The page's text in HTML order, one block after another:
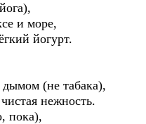
и море,
йогурт.
(не табака),
нежность.
пока),